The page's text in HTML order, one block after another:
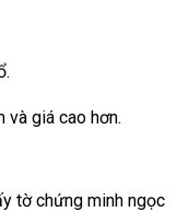
và giá cao hơn.
tờ chứng minh ngọc